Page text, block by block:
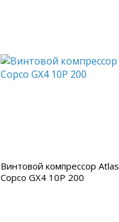
Винтовой компрессор Atlas
Copco GX4 10P 200